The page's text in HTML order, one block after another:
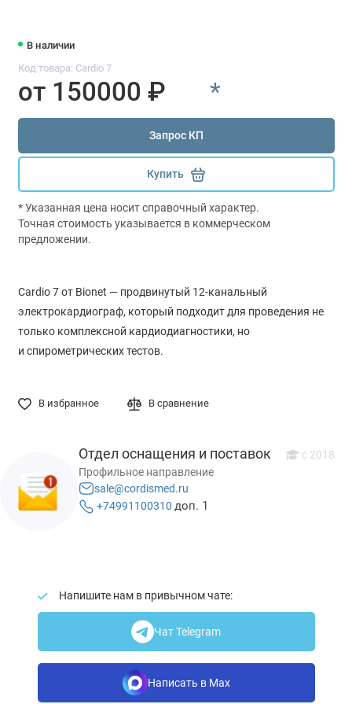
В наличии
Код товара: Cardio 7
от 150000 ₽ *
Запрос КП
Купить
* Указанная цена носит справочный характер.
Точная стоимость указывается в коммерческом
предложении.
Cardio 7 от Bionet — продвинутый 12-канальный
электрокардиограф, который подходит для проведения не
только комплексной кардиодиагностики, но
и спирометрических тестов.
В избранное В сравнение
Отдел оснащения и поставок с 2018
Профильное направление
sale@cordismed.ru
+74991100310 доп. 1
Напишите нам в привычном чате:
Чат Telegram
Написать в Max